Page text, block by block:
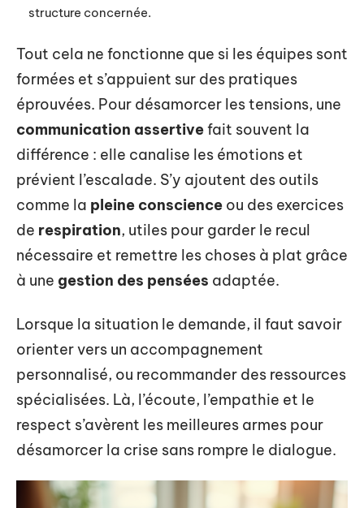
structure concernée.
Tout cela ne fonctionne que si les équipes sont
formées et s’appuient sur des pratiques
éprouvées. Pour désamorcer les tensions, une
communication assertivefait souvent la
différence : elle canalise les émotions et
prévient l’escalade. S’y ajoutent des outils
comme la pleine conscience ou des exercices
de respiration, utiles pour garder le recul
nécessaire et remettre les choses à plat grâce
à une gestion des pensées adaptée.
Lorsque la situation le demande, il faut savoir
orienter vers un accompagnement
personnalisé, ou recommander des ressources
spécialisées. Là, l’écoute, l’empathie et le
respect s’avèrent les meilleures armes pour
désamorcer la crise sans rompre le dialogue.